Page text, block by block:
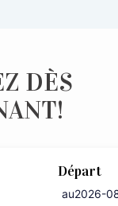
DÈS
Départ
au